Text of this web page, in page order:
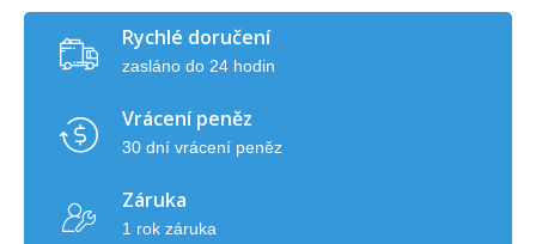
Rychlé doručení
zasláno do 24 hodin
Vrácení peněz
30 dní vrácení peněz
Záruka
1 rok záruka